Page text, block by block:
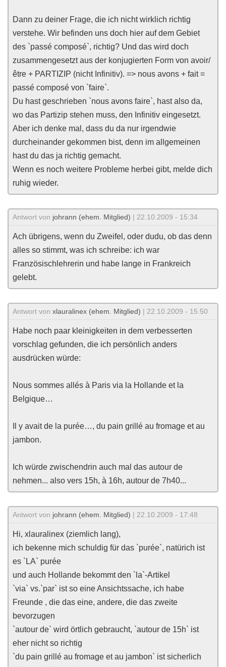
Dann zu deiner Frage, die ich nicht wirklich richtig
verstehe. Wir befinden uns doch hier auf dem Gebiet
des `passé composé`, richtig? Und das wird doch
zusammengesetzt aus der konjugierten Form von avoir/
être + PARTIZIP (nicht Infinitiv). => nous avons + fait =
passé composé von `faire`.
Du hast geschrieben `nous avons faire`, hast also da,
wo das Partizip stehen muss, den Infinitiv eingesetzt.
Aber ich denke mal, dass du da nur irgendwie
durcheinander gekommen bist, denn im allgemeinen
hast du das ja richtig gemacht.
Wenn es noch weitere Probleme herbei gibt, melde dich
ruhig wieder.
Antwort von johrann (ehem. Mitglied) | 22.10.2009 - 15:34
Ach übrigens, wenn du Zweifel, oder dudu, ob das denn
alles so stimmt, was ich schreibe: ich war
Französischlehrerin und habe lange in Frankreich
gelebt.
Antwort von xlauralinex (ehem. Mitglied) | 22.10.2009 - 15:50
Habe noch paar kleinigkeiten in dem verbesserten
vorschlag gefunden, die ich persönlich anders
ausdrücken würde:
Nous sommes allés à Paris via la Hollande et la
Belgique…
Il y avait de la purée…, du pain grillé au fromage et au
jambon.
Ich würde zwischendrin auch mal das autour de
nehmen... also vers 15h, à 16h, autour de 7h40...
Antwort von johrann (ehem. Mitglied) | 22.10.2009 - 17:48
Hi, xlauralinex (ziemlich lang),
ich bekenne mich schuldig für das `purée`, natürich ist
es `LA` purée
und auch Hollande bekommt den `la`-Artikel
`via` vs.`par` ist so eine Ansichtssache, ich habe
Freunde , die das eine, andere, die das zweite
bevorzugen
`autour de` wird örtlich gebraucht, `autour de 15h` ist
eher nicht so richtig
`du pain grillé au fromage et au jambon` ist sicherlich